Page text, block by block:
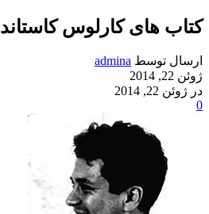
کتاب های کارلوس کاستاندا
ارسال توسط admina
ژوئن 22, 2014
در ژوئن 22, 2014
0